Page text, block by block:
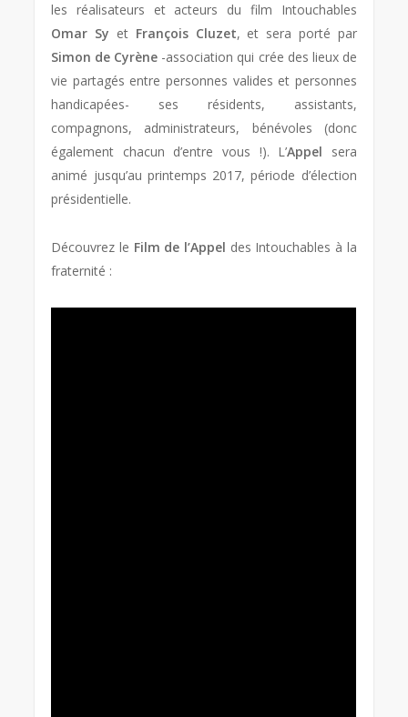
les réalisateurs et acteurs du film Intouchables
Omar Sy et François Cluzet, et sera porté par
Simon de Cyrène -association qui crée des lieux de
vie partagés entre personnes valides et personnes
handicapées- ses résidents, assistants,
compagnons, administrateurs, bénévoles (donc
également chacun d’entre vous !). L’Appel sera
animé jusqu’au printemps 2017, période d’élection
présidentielle.
Découvrez le Film de l’Appel des Intouchables à la
fraternité :